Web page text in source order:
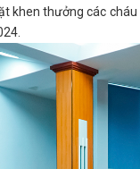
khen thưởng các